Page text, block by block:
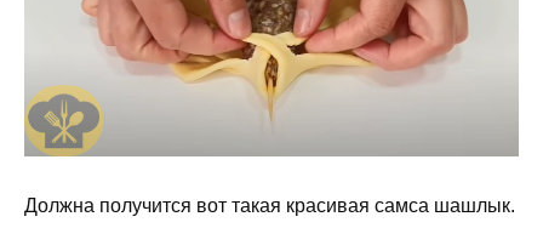
Должна получится вот такая красивая самса шашлык.